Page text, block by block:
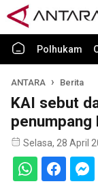
Polhukam
ANTARA Berita
KAI sebut
penumpang
Selasa, 28 April